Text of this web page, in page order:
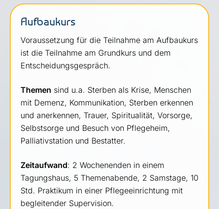
Aufbaukurs
Voraussetzung für die Teilnahme am Aufbaukurs
ist die Teilnahme am Grundkurs und dem
Entscheidungsgespräch.
Themen sind u.a. Sterben als Krise, Menschen
mit Demenz, Kommunikation, Sterben erkennen
und anerkennen, Trauer, Spiritualität, Vorsorge,
Selbstsorge und Besuch von Pflegeheim,
Palliativstation und Bestatter.
Zeitaufwand: 2 Wochenenden in einem
Tagungshaus, 5 Themenabende, 2 Samstage, 10
Std. Praktikum in einer Pflegeeinrichtung mit
begleitender Supervision.